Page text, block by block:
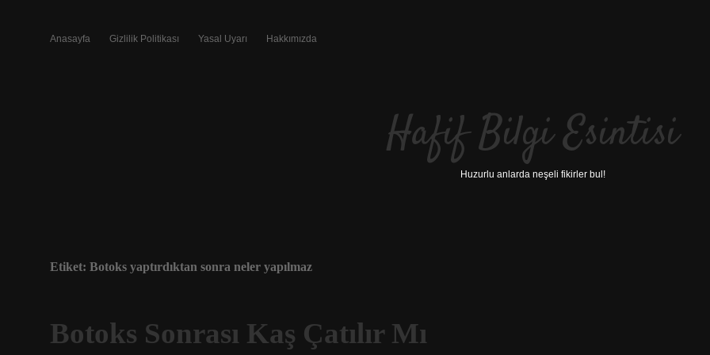
Anasayfa Gizlilik Politikası Yasal Uyarı Hakkımızda
Hafif Bilgi Esintisi
Huzurlu anlarda neşeli fikirler bul!
Etiket: Botoks yaptırdıktan sonra neler yapılmaz
Botoks Sonrası Kaş Çatılır Mı